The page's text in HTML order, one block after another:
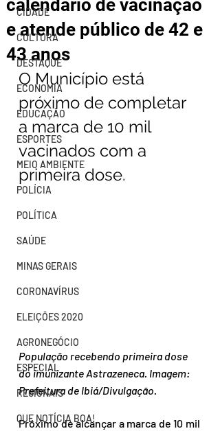
CIDADE
CULTURA
DESTAQUE
ECONOMIA
EDUCAÇÃO
ESPORTES
MEIO AMBIENTE
POLÍCIA
POLÍTICA
SAÚDE
MINAS GERAIS
CORONAVÍRUS
ELEIÇÕES 2020
AGRONEGÓCIO
ESPECIAL
REGIONAIS
QUE NOTÍCIA BOA!
calendário de vacinação
e atende público de 42 e
43 anos
O Município está
próximo de completar
a marca de 10 mil
vacinados com a
primeira dose.
População recebendo primeira dose
do imunizante Astrazeneca. Imagem:
Prefeitura de Ibiá/Divulgação.
Próximo de alcançar a marca de 10 mil